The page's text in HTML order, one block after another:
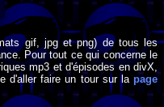
gif, jpg et png) de tous les
Pour tout ce qui concerne le
mp3 et d'épisodes en divX,
d'aller faire un tour sur la page